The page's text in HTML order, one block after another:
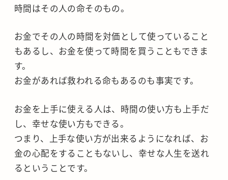
時間はその人の命そのもの。
お金でその人の時間を対価として使っていること
もあるし、お金を使って時間を買うこともできま
す。
お金があれば救われる命もあるのも事実です。
お金を上手に使える人は、時間の使い方も上手だ
し、幸せな使い方もできる。
つまり、上手な使い方が出来るようになれば、お
金の心配をすることもないし、幸せな人生を送れ
るということです。